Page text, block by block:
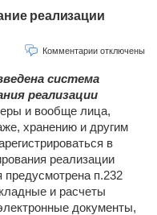
реализации
Комментарии отключены
система
реализации
и вообще лица,
хранению и другим
в
реализации
п.232
и расчеты
документы,